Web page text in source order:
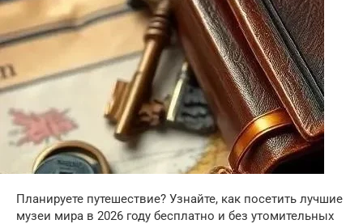
Планируете путешествие? Узнайте, как посетить лучшие
музеи мира в 2026 году бесплатно и без утомительных